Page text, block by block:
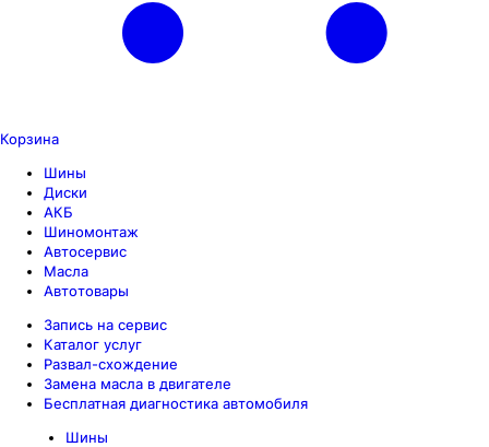
Корзина
Шины
Диски
АКБ
Шиномонтаж
Автосервис
Масла
Автотовары
Запись на сервис
Каталог услуг
Развал-схождение
Замена масла в двигателе
Бесплатная диагностика автомобиля
Шины